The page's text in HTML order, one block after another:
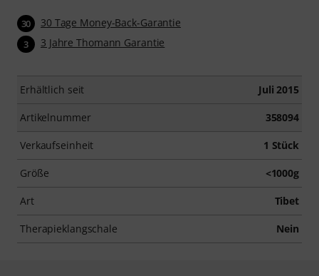
30 30 Tage Money-Back-Garantie
3 3 Jahre Thomann Garantie
Erhältlich seit Juli 2015
Artikelnummer 358094
Verkaufseinheit 1 Stück
Größe <1000g
Art Tibet
Therapieklangschale Nein